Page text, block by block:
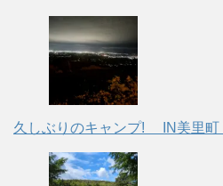
久しぶりのキャンプ! IN美里町